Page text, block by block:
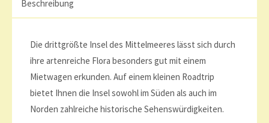
Beschreibung
Die drittgrößte Insel des Mittelmeeres lässt sich durch
ihre artenreiche Flora besonders gut mit einem
Mietwagen erkunden. Auf einem kleinen Roadtrip
bietet Ihnen die Insel sowohl im Süden als auch im
Norden zahlreiche historische Sehenswürdigkeiten.